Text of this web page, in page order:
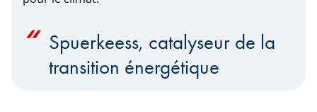
Spuerkeess, catalyseur de la
transition énergétique